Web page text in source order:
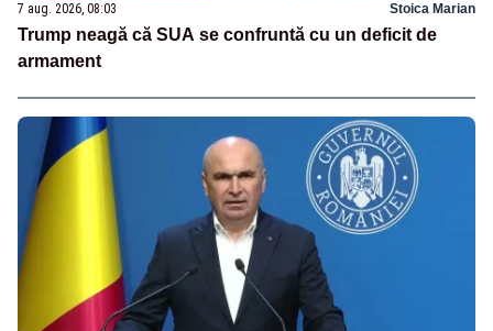
7 aug. 2026, 08:03 Stoica Marian
Trump neagă că SUA se confruntă cu un deficit de
armament